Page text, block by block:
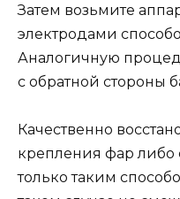
Затем возьмите
электродами
Аналогичную
с обратной стороны
Качественно
крепления фар либо
только таким